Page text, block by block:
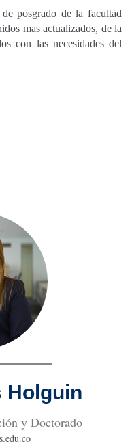
posgrado de la facultad
mas actualizados, de la
con las necesidades del
Holguin
y Doctorado